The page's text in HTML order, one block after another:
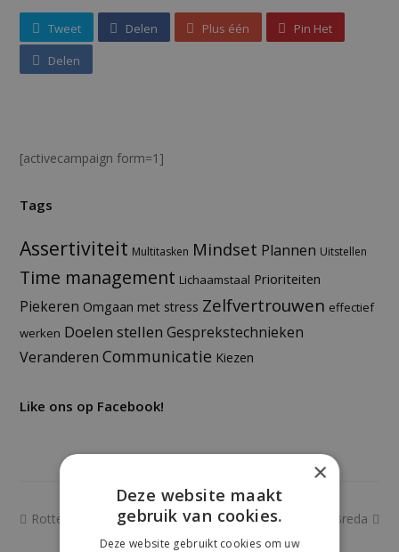
Tweet Delen Plus één Pin Het
Delen
[activecampaign form=1]
Tags
Assertiviteit Multitasken Mindset Plannen Uitstellen
Time management Lichaamstaal Prioriteiten
Piekeren Omgaan met stress Zelfvertrouwen effectief
werken Doelen stellen Gesprekstechnieken
Veranderen Communicatie Kiezen
Like ons op Facebook!
previous
Rotterdam
next
Breda
×
Deze website maakt
gebruik van cookies.
Deze website gebruikt cookies om uw